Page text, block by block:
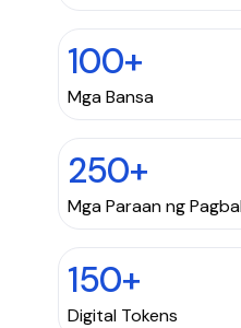
100+
Mga Bansa
250+
Mga Paraan ng
150+
Digital Tokens